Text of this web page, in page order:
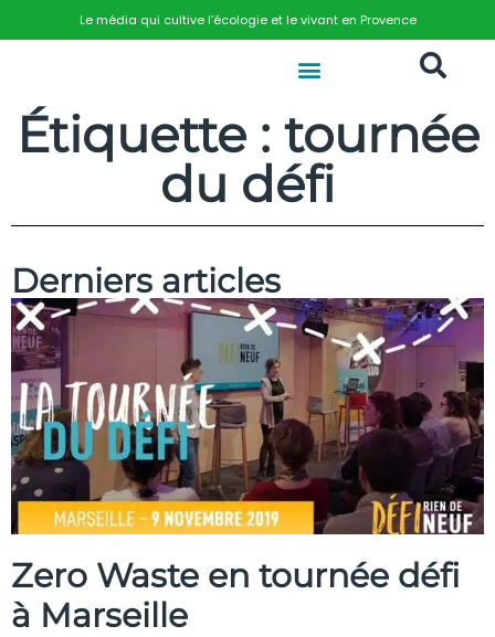
Le média qui cultive l’écologie et le vivant en Provence
Étiquette : tournée
du défi
Derniers articles
Zero Waste en tournée défi
à Marseille